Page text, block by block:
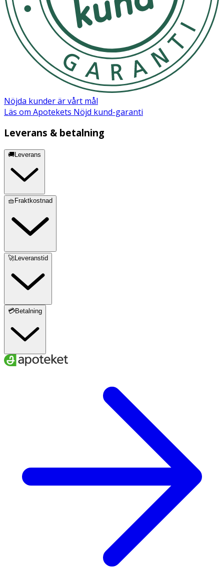
Nöjda kunder är vårt mål
Läs om Apotekets Nöjd kund-garanti
Leverans & betalning
🚚Leverans
🧺Fraktkostnad
🚀Leveranstid
💳Betalning